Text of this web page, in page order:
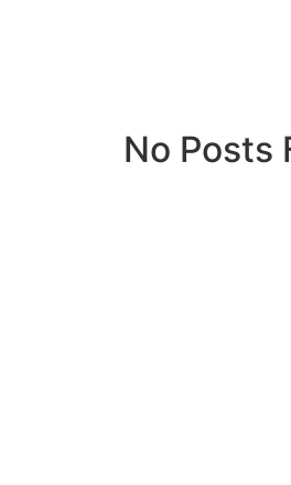
No Posts